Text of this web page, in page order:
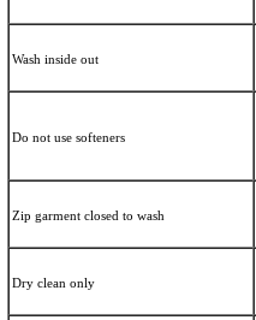
Wash inside out
Do not use softeners
Zip garment closed to wash
Dry clean only